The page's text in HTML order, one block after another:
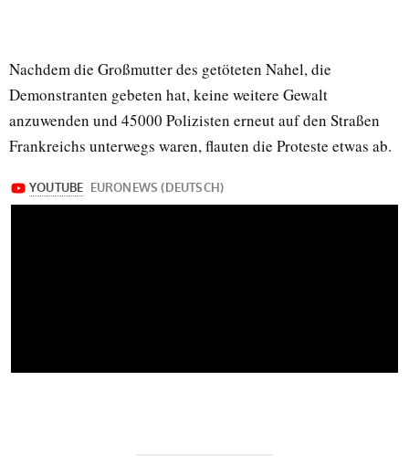
Nachdem die Großmutter des getöteten Nahel, die
Demonstranten gebeten hat, keine weitere Gewalt
anzuwenden und 45000 Polizisten erneut auf den Straßen
Frankreichs unterwegs waren, flauten die Proteste etwas ab.